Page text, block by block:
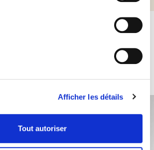
Afficher les détails
Tout autoriser
susceptibles de